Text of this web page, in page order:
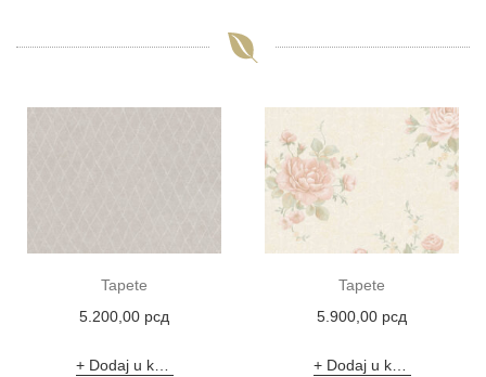
Tapete
5.200,00 рсд
Dodaj u korpu
Tapete
5.900,00 рсд
Dodaj u korpu